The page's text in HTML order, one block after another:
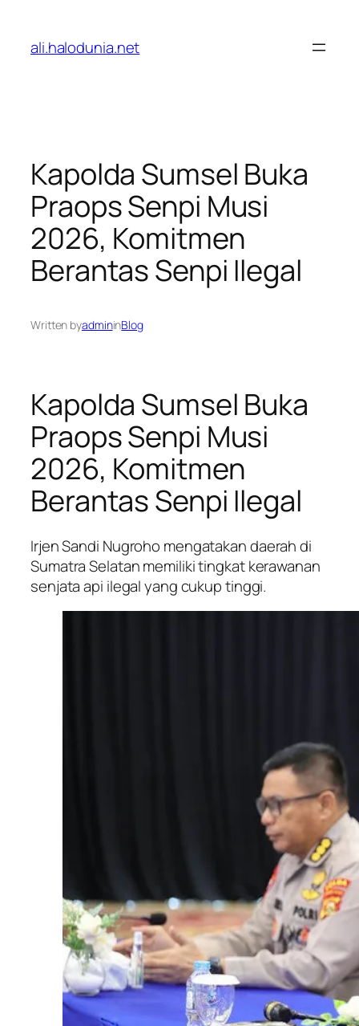
konten
ali.halodunia.net
Kapolda Sumsel Buka
Praops Senpi Musi
2026, Komitmen
Berantas Senpi Ilegal
Written byadmininBlog
Kapolda Sumsel Buka
Praops Senpi Musi
2026, Komitmen
Berantas Senpi Ilegal
Irjen Sandi Nugroho mengatakan daerah di
Sumatra Selatan memiliki tingkat kerawanan
senjata api ilegal yang cukup tinggi.